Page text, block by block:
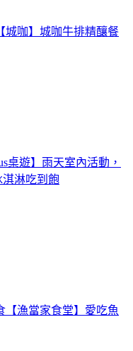
城咖】城咖牛排精釀餐
桌遊】雨天室內活動，
淋吃到飽
【漁當家食堂】愛吃魚